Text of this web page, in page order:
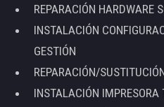
REPARACIÓN HARDWARE
INSTALACIÓN
GESTIÓN
REPARACIÓN/
INSTALACIÓN